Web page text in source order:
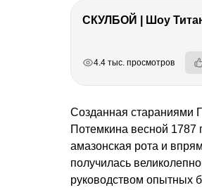
4.4 тыс. просмотров
Созданная стараниями
Потемкина весной 1787
амазонская рота и
получилась
руководством опытных